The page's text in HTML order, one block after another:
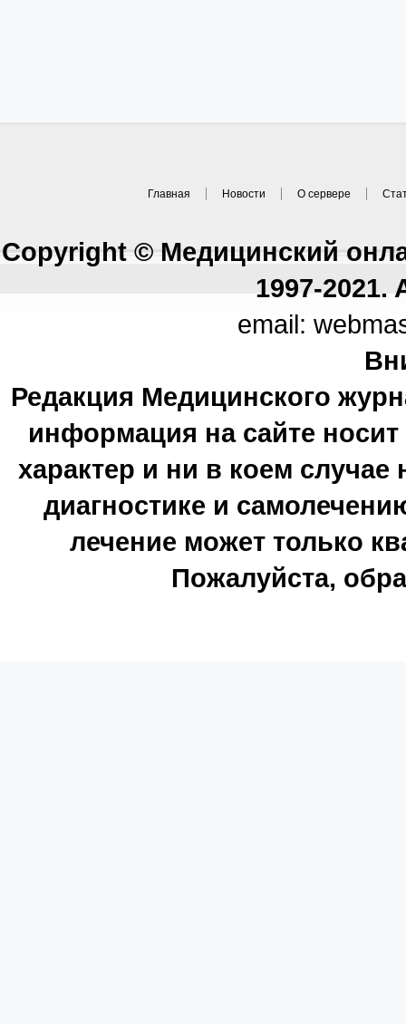
Главная Новости О сервере
Copyright © Медицинский
1997-2021.
email:
Редакция Медицинского
информация на сайте
характер и ни в коем
диагностике и
лечение может только
Пожалуйста,